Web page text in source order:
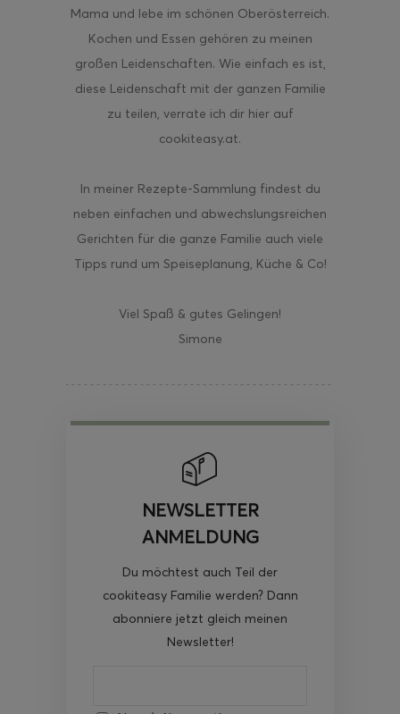
Mama und lebe im schönen Oberösterreich.
Kochen und Essen gehören zu meinen
großen Leidenschaften. Wie einfach es ist,
diese Leidenschaft mit der ganzen Familie
zu teilen, verrate ich dir hier auf
cookiteasy.at.
In meiner Rezepte-Sammlung findest du
neben einfachen und abwechslungsreichen
Gerichten für die ganze Familie auch viele
Tipps rund um Speiseplanung, Küche & Co!
Viel Spaß & gutes Gelingen!
Simone
NEWSLETTER
ANMELDUNG
Du möchtest auch Teil der
cookiteasy Familie werden? Dann
abonniere jetzt gleich meinen
Newsletter!